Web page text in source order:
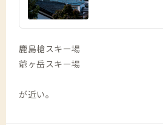
鹿島槍スキー場
爺ヶ岳スキー場
が近い。